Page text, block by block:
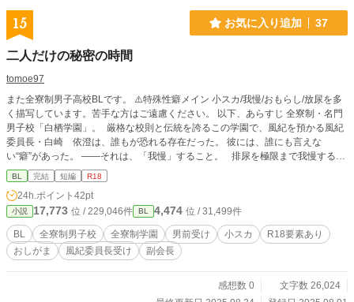
15 お気に入り追加 37
二人だけの秘密の時間
tomoe97
また全寮制男子高校BLです。 ⚠️特殊性癖メイン 小スカ/我慢/おもらし/放尿を多
く描写しています。苦手な方はご遠慮ください。 以下、あらすじ 全寮制・名門
男子校「白栖学園」。 厳格な校則と伝統を誇るこの学園で、風紀を預かる風紀
委員長・白崎 依澄は、誰もが恐れる存在だった。 彼には、誰にも言えな
い“癖”があった。 ——それは、「我慢」すること。 排尿を極限まで我慢するこ
とに、密かな快感を覚えていた。 小さい頃から、いつしかそれは「習慣」にな
り、今では朝から放課後まで溜め込んだものを、寮の個室でひとり、自身が限界
になるまでさらに身体を追い込むことが、彼の日課になっていた。 そんなある
日── 生徒会との合同会議の席。 副会長・中川 朝陽の我慢を目撃してしま
う。 あの完璧な副会長が、目の前で“耐えて”いる。 依澄の喉が鳴った。 何か
が、始まる予感がしていた。 本編完結 本編より長いかもしれない番外編更新中
BL 完結 短編 R18
24h.ポイント 42pt
小説 17,773 位 / 229,046件 BL 4,474 位 / 31,499件
BL 全寮制男子校 全寮制学園 男前受け 小スカ
R18要素あり
おしがま
風紀委員長受け 副会長
感想数 0
文字数 26,024